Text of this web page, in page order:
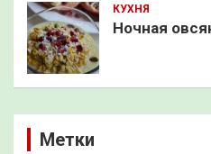
КУХНЯ
Ночная
Метки